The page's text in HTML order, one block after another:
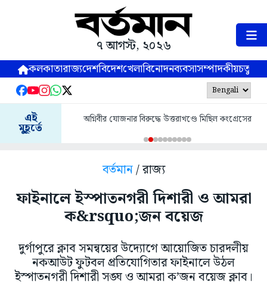
৭ আগস্ট, ২০২৬
কলকাতারাজ্যদেশবিদেশখেলাবিনোদনব্যবসাসম্পাদকীয়
এই
মুহূর্তে
অগ্নিবীর যোজনার বিরুদ্ধে উত্তরাখণ্ডে মিছিল কংগ্রেসের
বর্তমান/ রাজ্য
ফাইনালে ইস্পাতনগরী দিশারী ও আমরা
ক&rsquo;জন বয়েজ
দুর্গাপুরে ক্লাব সমন্বয়ের উদ্যোগে আয়োজিত চারদলীয়
নকআউট ফুটবল প্রতিযোগিতার ফাইনালে উঠল
ইস্পাতনগরী দিশারী সঙ্ঘ ও আমরা ক’জন বয়েজ ক্লাব।